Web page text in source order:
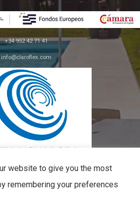
+34 952 42 71 41
info@claroflex.com
parcela 350 (apdo. 30)
29590, Málaga
website to give you the most
remembering your preferences